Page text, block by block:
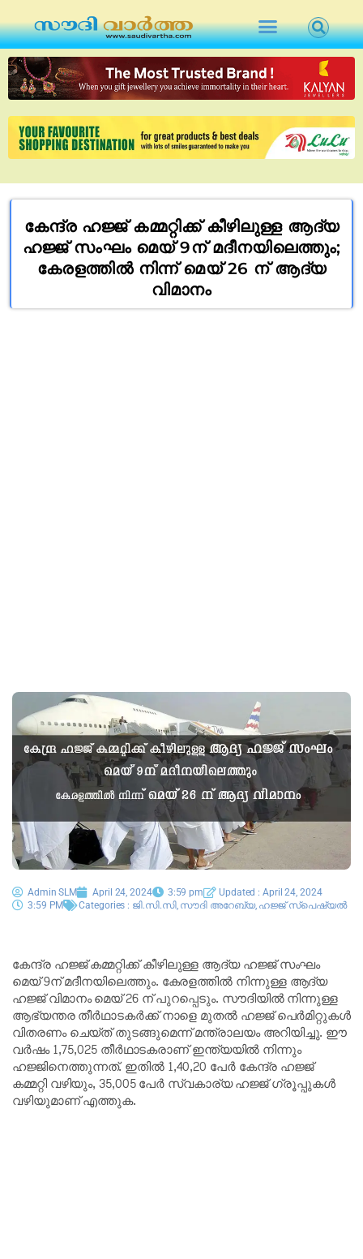
കേന്ദ്ര ഹജ്ജ് കമ്മറ്റിക്ക് കീഴിലുള്ള ആദ്യ
ഹജ്ജ് സംഘം മെയ് 9ന് മദീനയിലെത്തും;
കേരളത്തിൽ നിന്ന് മെയ് 26 ന് ആദ്യ
വിമാനം
Admin SLM April 24, 2024 3:59 pm
Updated : April 24, 2024
3:59 PM
Categories : ജി.സി.സി, സൗദി അറേബ്യ, ഹജ്ജ്‌ സ്പെഷ്യൽ
കേന്ദ്ര ഹജ്ജ് കമ്മറ്റിക്ക് കീഴിലുള്ള ആദ്യ ഹജ്ജ് സംഘം
മെയ് 9ന് മദീനയിലെത്തും. കേരളത്തിൽ നിന്നുള്ള ആദ്യ
ഹജ്ജ് വിമാനം മെയ് 26 ന് പുറപ്പെടും. സൗദിയിൽ നിന്നുള്ള
ആഭ്യന്തര തീർഥാടകർക്ക് നാളെ മുതൽ ഹജ്ജ് പെർമിറ്റുകൾ
വിതരണം ചെയ്ത് തുടങ്ങുമെന്ന് മന്ത്രാലയം അറിയിച്ചു. ഈ
വർഷം 1,75,025 തീർഥാടകരാണ് ഇന്ത്യയിൽ നിന്നും
ഹജ്ജിനെത്തുന്നത്. ഇതിൽ 1,40,20 പേർ കേന്ദ്ര ഹജ്ജ്
കമ്മറ്റി വഴിയും, 35,005 പേർ സ്വകാര്യ ഹജ്ജ് ഗ്രൂപ്പുകൾ
വഴിയുമാണ് എത്തുക.